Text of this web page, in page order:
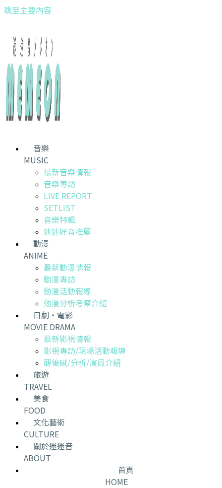
跳至主要內容
音樂
MUSIC
最新音樂情報
音樂專訪
LIVE REPORT
SETLIST
音樂特輯
迷迷好音推薦
動漫
ANIME
最新動漫情報
動漫專訪
動漫活動報導
動漫分析考察介紹
日劇・電影
MOVIE DRAMA
最新影視情報
影視專訪/現場活動報導
觀後感/分析/演員介紹
旅遊
TRAVEL
美食
FOOD
文化藝術
CULTURE
關於迷迷音
ABOUT
首頁
HOME